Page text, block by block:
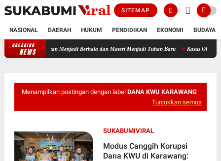
SITEMAP
NASIONAL DAERAH HUKUM PENDIDIKAN EKONOMI BUDAYA
BREAKING
NEWS
Ketika Jabatan Menjadi Berhala dan Materi Menjadi Tuhan Baru Kasus Oknum Kades
Menampilkan postingan dengan label DANA KWU KARAWANG
Tunjukkan semua
SUKABUMIVIRAL
Modus Canggih Korupsi
Dana KWU di Karawang: